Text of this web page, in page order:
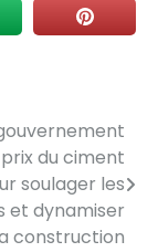
du ciment
soulager les
et dynamiser
construction